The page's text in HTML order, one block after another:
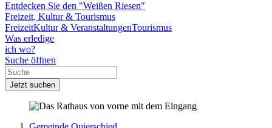
Entdecken Sie den "Weißen Riesen"
Freizeit, Kultur & Tourismus
FreizeitKultur & VeranstaltungenTourismus
Was erledige
ich wo?
Suche öffnen
Jetzt suchen